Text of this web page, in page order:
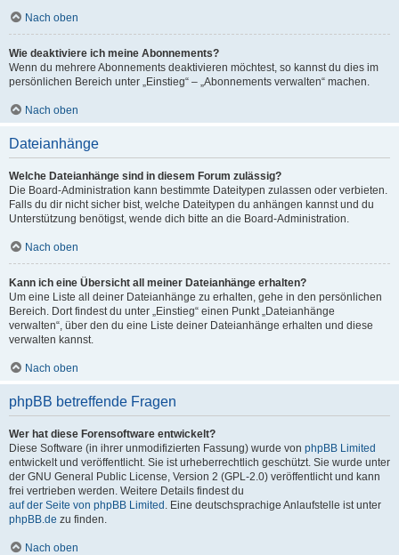
Nach oben
Wie deaktiviere ich meine Abonnements?
Wenn du mehrere Abonnements deaktivieren möchtest, so kannst du dies im
persönlichen Bereich unter „Einstieg“ – „Abonnements verwalten“ machen.
Nach oben
Dateianhänge
Welche Dateianhänge sind in diesem Forum zulässig?
Die Board-Administration kann bestimmte Dateitypen zulassen oder verbieten.
Falls du dir nicht sicher bist, welche Dateitypen du anhängen kannst und du
Unterstützung benötigst, wende dich bitte an die Board-Administration.
Nach oben
Kann ich eine Übersicht all meiner Dateianhänge erhalten?
Um eine Liste all deiner Dateianhänge zu erhalten, gehe in den persönlichen
Bereich. Dort findest du unter „Einstieg“ einen Punkt „Dateianhänge
verwalten“, über den du eine Liste deiner Dateianhänge erhalten und diese
verwalten kannst.
Nach oben
phpBB betreffende Fragen
Wer hat diese Forensoftware entwickelt?
Diese Software (in ihrer unmodifizierten Fassung) wurde von phpBB Limited
entwickelt und veröffentlicht. Sie ist urheberrechtlich geschützt. Sie wurde unter
der GNU General Public License, Version 2 (GPL-2.0) veröffentlicht und kann
frei vertrieben werden. Weitere Details findest du
auf der Seite von phpBB Limited . Eine deutschsprachige Anlaufstelle ist unter
phpBB.de zu finden.
Nach oben